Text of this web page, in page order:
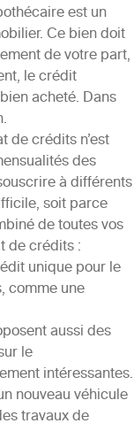
est un
Ce bien doit
de votre part,
le crédit
acheté. Dans
de crédits n’est
des
à différents
soit parce
de toutes vos
de crédits :
unique pour le
comme une
aussi des
le
intéressantes.
nouveau véhicule
travaux de